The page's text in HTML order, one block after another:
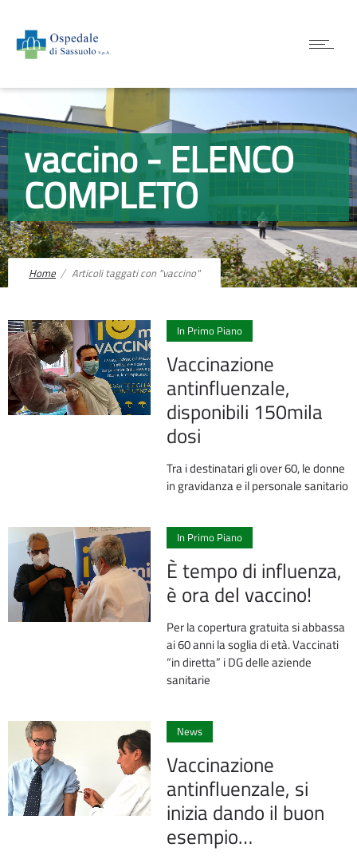
vaccino - ELENCO
COMPLETO
Home Articoli taggati con "vaccino"
In Primo Piano
Vaccinazione
antinfluenzale,
disponibili 150mila
dosi
Tra i destinatari gli over 60, le donne
in gravidanza e il personale sanitario
In Primo Piano
È tempo di influenza,
è ora del vaccino!
Per la copertura gratuita si abbassa
ai 60 anni la soglia di età. Vaccinati
“in diretta” i DG delle aziende
sanitarie
News
Vaccinazione
antinfluenzale, si
inizia dando il buon
esempio…